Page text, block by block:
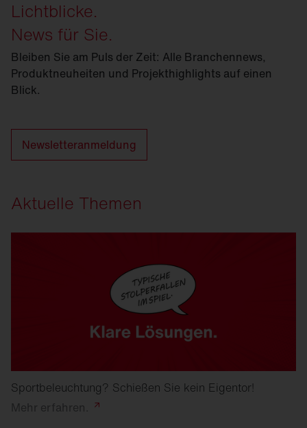
Lichtblicke.
News für Sie.
Bleiben Sie am Puls der Zeit: Alle Branchennews,
Produktneuheiten und Projekthighlights auf einen
Blick.
Newsletteranmeldung
Aktuelle Themen
Sportbeleuchtung? Schießen Sie kein Eigentor!
Mehr erfahren.